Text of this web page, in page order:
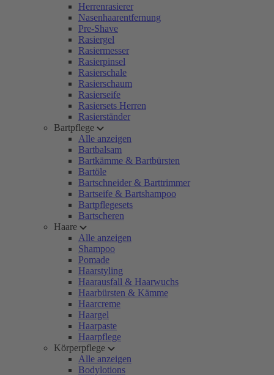
Herrenrasierer
Nasenhaarentfernung
Pre-Shave
Rasiergel
Rasiermesser
Rasierpinsel
Rasierschale
Rasierschaum
Rasierseife
Rasiersets Herren
Rasierständer
Bartpflege
Alle anzeigen
Bartbalsam
Bartkämme & Bartbürsten
Bartöle
Bartschneider & Barttrimmer
Bartseife & Bartshampoo
Bartpflegesets
Bartscheren
Haare
Alle anzeigen
Shampoo
Pomade
Haarstyling
Haarausfall & Haarwuchs
Haarbürsten & Kämme
Haarcreme
Haargel
Haarpaste
Haarpflege
Körperpflege
Alle anzeigen
Bodylotions